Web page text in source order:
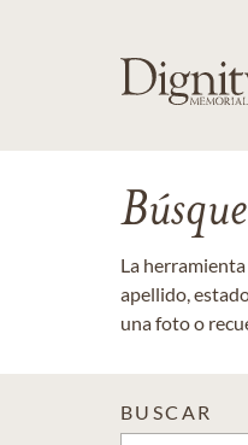
La
apellido,
una foto o
BUSCAR